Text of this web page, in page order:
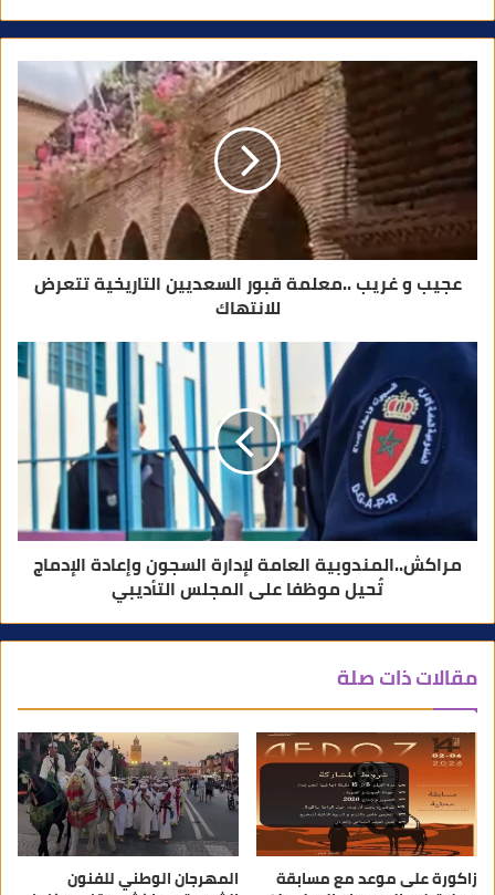
ا
ت
و
عجيب و غريب ..معلمة قبور السعديين التاريخية تتعرض
للانتهاك
مراكش..المندوبية العامة لإدارة السجون وإعادة الإدماج
تُحيل موظفا على المجلس التأديبي
مقالات ذات صلة
زاكورة على موعد مع مسابقة المهرجان الوطني للفنون